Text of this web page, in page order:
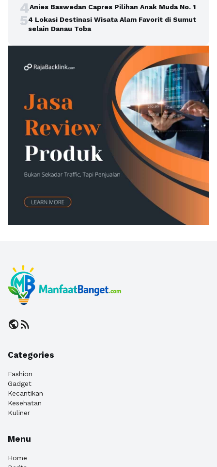
4Anies Baswedan Capres Pilihan Anak Muda No. 1
54 Lokasi Destinasi Wisata Alam Favorit di Sumut
selain Danau Toba
publicrss_feed
Categories
Fashion
Gadget
Kecantikan
Kesehatan
Kuliner
Menu
Home